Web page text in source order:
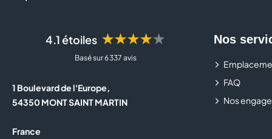
4.1 étoiles ★★★★★
Basé sur 6 337 avis
1 Boulevard de l'Europe,
54350 MONT SAINT MARTIN
France
Nos
FAQ
Nos